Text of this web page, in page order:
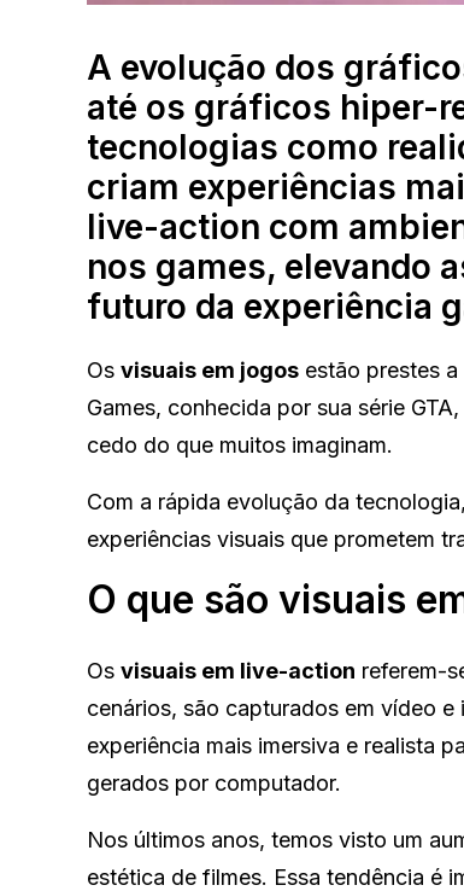
A evolução dos
até os gráficos hiper-
tecnologias como
criam experiências
live-action com
nos games, elevando
futuro da experiência
Os visuais em jogos estão prestes
Games, conhecida por sua série
cedo do que muitos imaginam.
Com a rápida evolução da
experiências visuais que prometem
O que são visuais
Os visuais em live-action referem-
cenários, são capturados em vídeo
experiência mais imersiva e realista
gerados por computador.
Nos últimos anos, temos visto um
estética de filmes. Essa tendência é